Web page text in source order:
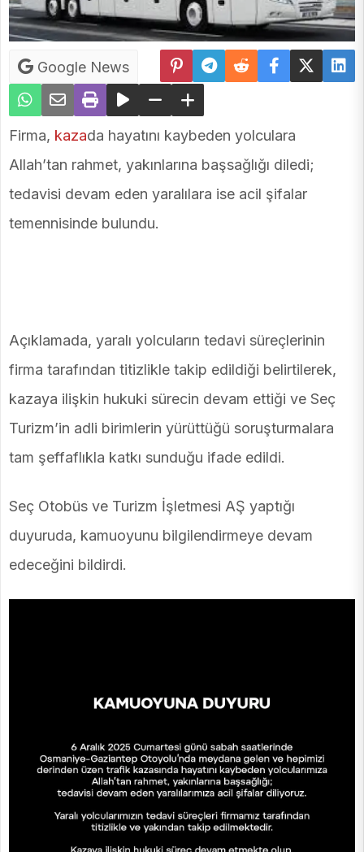
Google News
Firma, kazada hayatını kaybeden yolculara
Allah’tan rahmet, yakınlarına başsağlığı diledi;
tedavisi devam eden yaralılara ise acil şifalar
temennisinde bulundu.
Açıklamada, yaralı yolcuların tedavi süreçlerinin
firma tarafından titizlikle takip edildiği belirtilerek,
kazaya ilişkin hukuki sürecin devam ettiği ve Seç
Turizm’in adli birimlerin yürüttüğü soruşturmalara
tam şeffaflıkla katkı sunduğu ifade edildi.
Seç Otobüs ve Turizm İşletmesi AŞ yaptığı
duyuruda, kamuoyunu bilgilendirmeye devam
edeceğini bildirdi.